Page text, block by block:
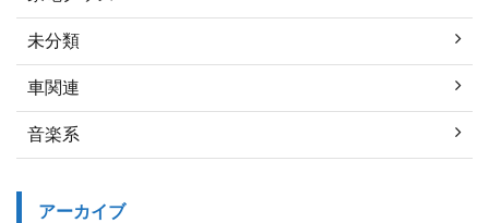
未分類
車関連
音楽系
アーカイブ